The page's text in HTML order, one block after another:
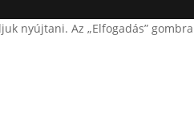
nyújtani. Az „Elfogadás”